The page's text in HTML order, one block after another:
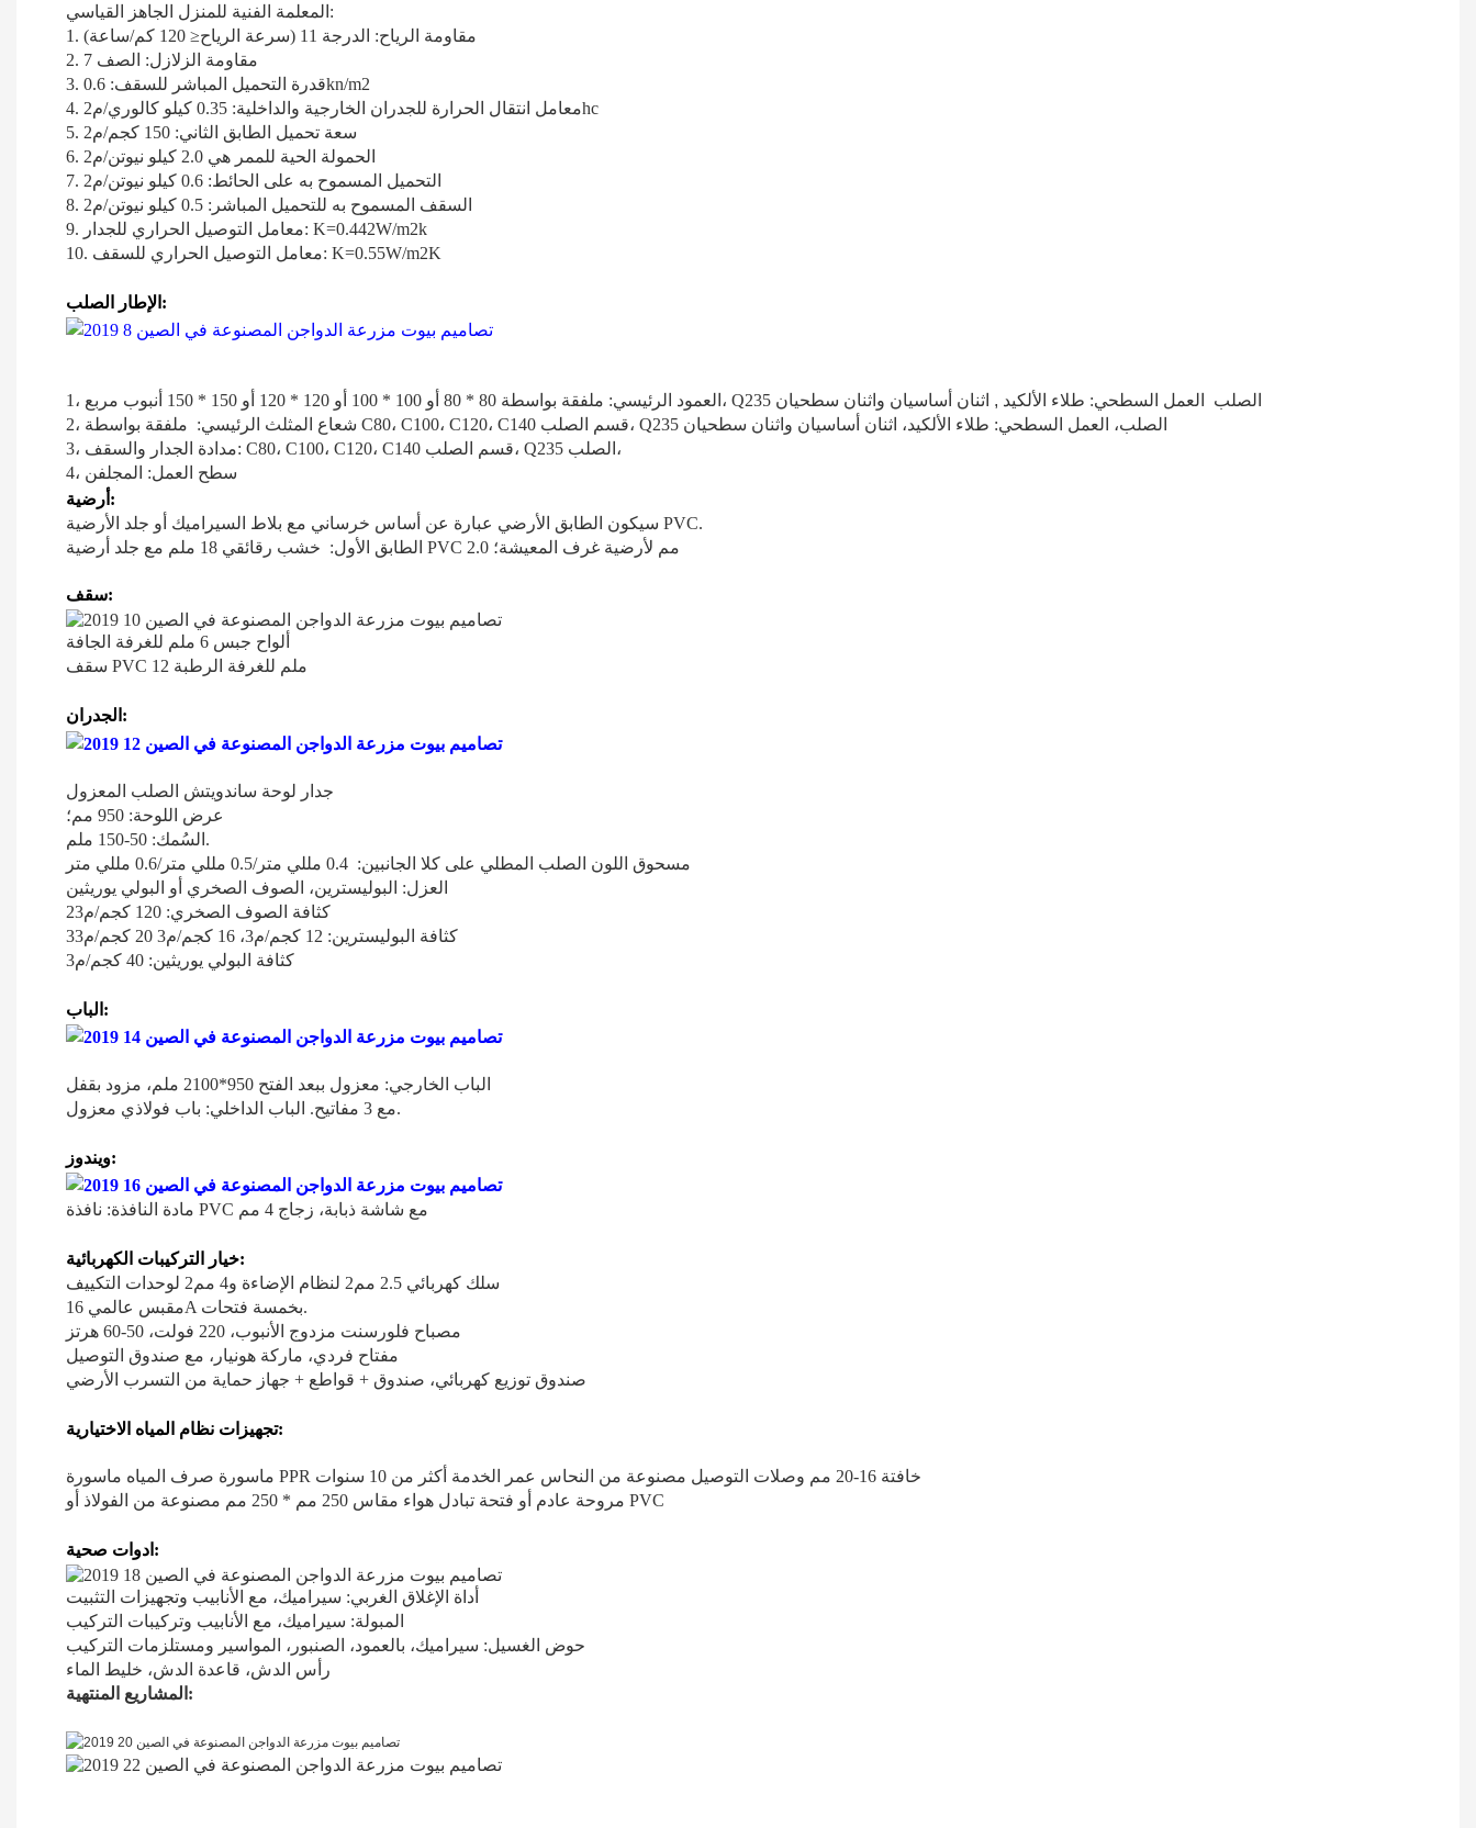
المعلمة الفنية للمنزل الجاهز القياسي:
1. مقاومة الرياح: الدرجة 11 (سرعة الرياح≤ 120 كم/ساعة)
2. مقاومة الزلازل: الصف 7
3. قدرة التحميل المباشر للسقف: 0.6kn/m2
4. معامل انتقال الحرارة للجدران الخارجية والداخلية: 0.35 كيلو كالوري/م2hc
5. سعة تحميل الطابق الثاني: 150 كجم/م2
6. الحمولة الحية للممر هي 2.0 كيلو نيوتن/م2
7. التحميل المسموح به على الحائط: 0.6 كيلو نيوتن/م2
8. السقف المسموح به للتحميل المباشر: 0.5 كيلو نيوتن/م2
9. معامل التوصيل الحراري للجدار: K=0.442W/m2k
10. معامل التوصيل الحراري للسقف: K=0.55W/m2K
الإطار الصلب:
1، العمود الرئيسي: ملفقة بواسطة 80 * 80 أو 100 * 100 أو 120 * 120 أو 150 * 150 أنبوب مربع، Q235 الصلب العمل السطحي: طلاء الألكيد ,
3، مدادة الجدار والسقف: C80، C100، C120، C140 قسم الصلب، Q235 الصلب،
أرضية:
سيكون الطابق الأرضي عبارة عن أساس خرساني مع بلاط السيراميك أو جلد الأرضية PVC.
سقف:
ألواح جبس 6 ملم للغرفة الجافة
سقف PVC 12 ملم للغرفة الرطبة
الجدران:
جدار لوحة ساندويتش الصلب المعزول
السُمك: 50-150 ملم.
مسحوق اللون الصلب المطلي على كلا الجانبين: 0.4 مللي متر/0.5 مللي متر/0.6 مللي متر
العزل: البوليسترين، الصوف الصخري أو البولي يوريثين
كثافة البوليسترين: 12 كجم/م3، 16 كجم/م3 20 كجم/م33
كثافة البولي يوريثين: 40 كجم/م3
الباب:
مع 3 مفاتيح. الباب الداخلي: باب فولاذي معزول.
ويندوز:
خيار التركيبات الكهربائية:
مقبس عالمي 16A بخمسة فتحات.
مصباح فلورسنت مزدوج الأنبوب، 220 فولت، 50-60 هرتز
مفتاح فردي، ماركة هونيار، مع صندوق التوصيل
صندوق توزيع كهربائي، صندوق + قواطع + جهاز حماية من التسرب الأرضي
تجهيزات نظام المياه الاختيارية:
مروحة عادم أو فتحة تبادل هواء مقاس 250 مم * 250 مم مصنوعة من الفولاذ أو PVC
ادوات صحية:
أداة الإغلاق الغربي: سيراميك، مع الأنابيب وتجهيزات التثبيت
المبولة: سيراميك، مع الأنابيب وتركيبات التركيب
حوض الغسيل: سيراميك، بالعمود، الصنبور، المواسير ومستلزمات التركيب
رأس الدش، قاعدة الدش، خليط الماء
المشاريع المنتهية: